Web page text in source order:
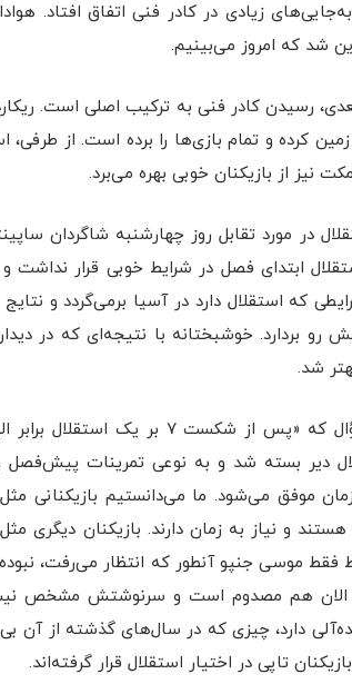
زیادی در کادر فنی اتفاق افتاد.
شد که امروز می‌بینیم.
رسیدن کادر فنی به ترکیب اصلی است.
زمین کرده و تمام بازی‌ها را برده است. از
نیز از بازیکنان خوبی بهره می‌برد.
در مورد تقابل روز چهارشنبه شاگردان
استقلال ابتدای فصل در شرایط خوبی قرار
که استقلال دارد در آسیا برمی‌گردد و نتایج
رو بردارد. خوشبختانه با نتیجه‌ای که در
شد.
عالمی در پاسخ به این سؤال که «پس از
دیر بسته شد و به نوعی تمرینات
موفق می‌شود. ما می‌دانستیم بازیکنانی
و نیاز به زمان دارند. بازیکنان دیگری
فقط موسی جنپو آنطور که انتظار می‌رفت،
الان هم مصدوم است و سرنوشتش مشخص
دارد، چیزی که در سال‌های گذشته از آن
تاپی در اختیار استقلال قرار گرفته‌اند.